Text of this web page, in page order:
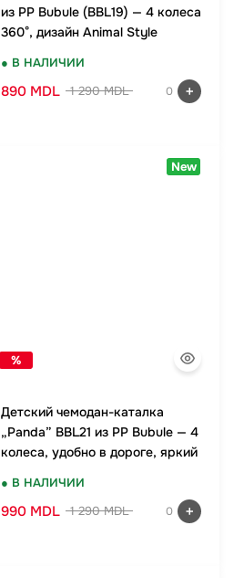
из PP Bubule (BBL19) — 4 колеса
360°, дизайн Animal Style
● В НАЛИЧИИ
890 MDL 1 290 MDL 0
New
%
Детский чемодан-каталка
„Panda” BBL21 из PP Bubule — 4
колеса, удобно в дороге, яркий
● В НАЛИЧИИ
990 MDL 1 290 MDL 0